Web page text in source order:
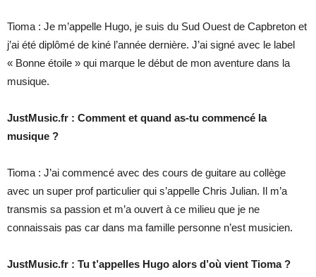
Tioma : Je m’appelle Hugo, je suis du Sud Ouest de Capbreton et
j’ai été diplômé de kiné l’année dernière. J’ai signé avec le label
« Bonne étoile » qui marque le début de mon aventure dans la
musique.
JustMusic.fr : Comment et quand as-tu commencé la
musique ?
Tioma : J’ai commencé avec des cours de guitare au collège
avec un super prof particulier qui s’appelle Chris Julian. Il m’a
transmis sa passion et m’a ouvert à ce milieu que je ne
connaissais pas car dans ma famille personne n’est musicien.
JustMusic.fr : Tu t’appelles Hugo alors d’où vient Tioma ?